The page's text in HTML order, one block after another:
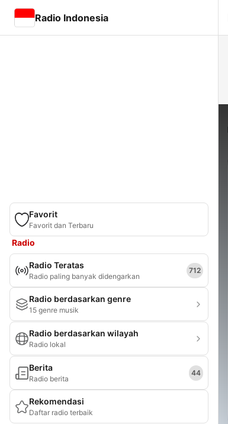
Radio Indonesia
Favorit
Favorit dan Terbaru
Radio
Radio Teratas
Radio paling banyak didengarkan
712
Radio berdasarkan genre
15 genre musik
Radio berdasarkan wilayah
Radio lokal
Berita
Radio berita
44
Rekomendasi
Daftar radio terbaik